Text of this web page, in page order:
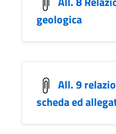
geologica
All. 9
scheda ed